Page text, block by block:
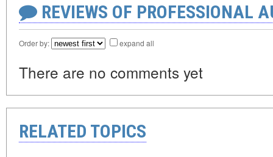
REVIEWS OF PROFESSIONAL
Order by: expand all
There are no comments yet
RELATED TOPICS